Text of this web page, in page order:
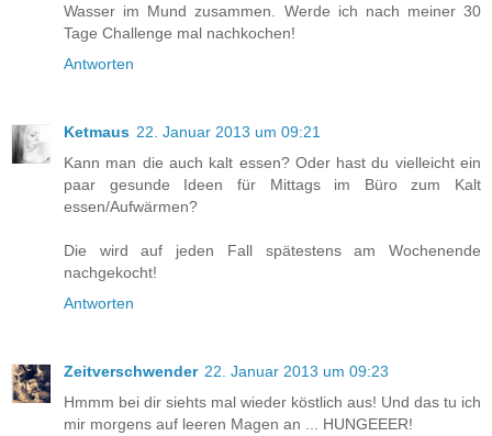
Wasser im Mund zusammen. Werde ich nach meiner 30
Tage Challenge mal nachkochen!
Antworten
Ketmaus 22. Januar 2013 um 09:21
Kann man die auch kalt essen? Oder hast du vielleicht ein
paar gesunde Ideen für Mittags im Büro zum Kalt
essen/Aufwärmen?
Die wird auf jeden Fall spätestens am Wochenende
nachgekocht!
Antworten
Zeitverschwender 22. Januar 2013 um 09:23
Hmmm bei dir siehts mal wieder köstlich aus! Und das tu ich
mir morgens auf leeren Magen an ... HUNGEEER!